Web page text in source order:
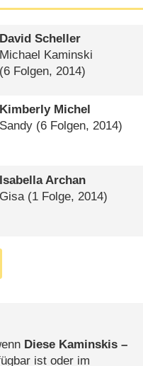
David Scheller
Michael Kaminski
(6 Folgen, 2014)
Kimberly Michel
Sandy(6 Folgen, 2014)
Isabella Archan
Gisa(1 Folge, 2014)
Diese Kaminskis –
ist oder im